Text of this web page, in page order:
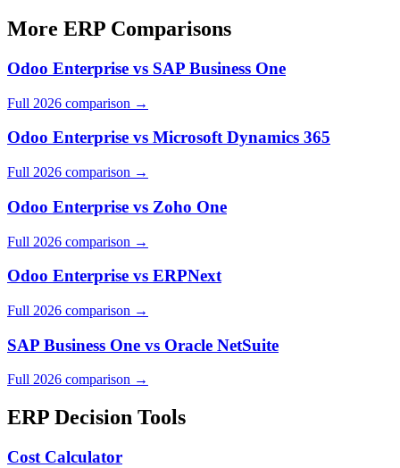
More ERP Comparisons
Odoo Enterprise vs SAP Business One
Full 2026 comparison →
Odoo Enterprise vs Microsoft Dynamics 365
Full 2026 comparison →
Odoo Enterprise vs Zoho One
Full 2026 comparison →
Odoo Enterprise vs ERPNext
Full 2026 comparison →
SAP Business One vs Oracle NetSuite
Full 2026 comparison →
ERP Decision Tools
Cost Calculator